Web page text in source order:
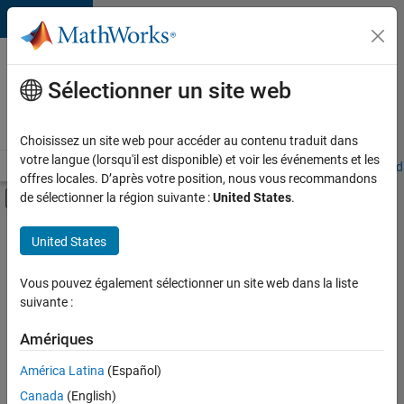
Passer au contenu
Votre
carrière
chez
Accueil Explorer nos opportunités Adresses de nos bureaux
Activer/désactiver l'affichage du menu
Contenu principal
FILTRER PAR
Programme destiné aux nouvelles carrières (EDG)
Applications et outils commerciaux
Technologies de l’information
Sélectionner un site web
Choisissez un site web pour accéder au contenu traduit dans
votre langue (lorsqu'il est disponible) et voir les événements et les
offres locales. D’après votre position, nous vous recommandons
de sélectionner la région suivante :United States.
United States
Vous pouvez également sélectionner un site web dans la liste
suivante :
Amériques
América Latina (Español)
Canada (English)